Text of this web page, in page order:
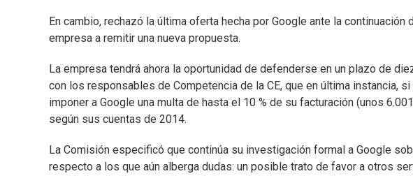
En cambio, rechazó la última oferta hecha por Google ante la
empresa a remitir una nueva propuesta.
La empresa tendrá ahora la oportunidad de defenderse en un plazo de
con los responsables de Competencia de la CE, que en última instancia,
imponer a Google una multa de hasta el 10 % de su facturación (unos
según sus cuentas de 2014.
La Comisión especificó que continúa su investigación formal a Google
respecto a los que aún alberga dudas: un posible trato de favor a otros